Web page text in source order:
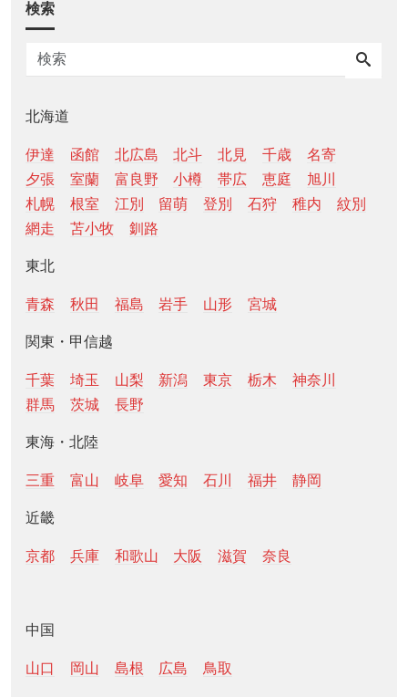
検索
北海道
伊達 函館 北広島 北斗 北見 千歳
名寄
夕張
室蘭 富良野 小樽 帯広 恵庭
旭川
札幌
根室 江別 留萌 登別 石狩 稚内
紋別
網走
苫小牧 釧路
東北
青森 秋田 福島 岩手 山形 宮城
関東・甲信越
千葉 埼玉 山梨 新潟 東京 栃木
神奈川
群馬
茨城 長野
東海・北陸
三重 富山 岐阜 愛知 石川 福井 静岡
近畿
京都 兵庫 和歌山 大阪 滋賀 奈良
中国
山口 岡山 島根 広島 鳥取